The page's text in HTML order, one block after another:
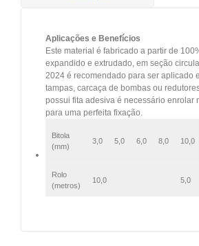
Aplicações e Benefícios
Este material é fabricado a partir de
expandido e extrudado, em seção
2024 é recomendado para ser aplicado
tampas, carcaça de bombas ou
possui fita adesiva é necessário enrolar
para uma perfeita fixação.
Bitola
(mm)
3,0 5,0 6,0 8,0 10,0
Rolo
(metros)
10,0 5,0